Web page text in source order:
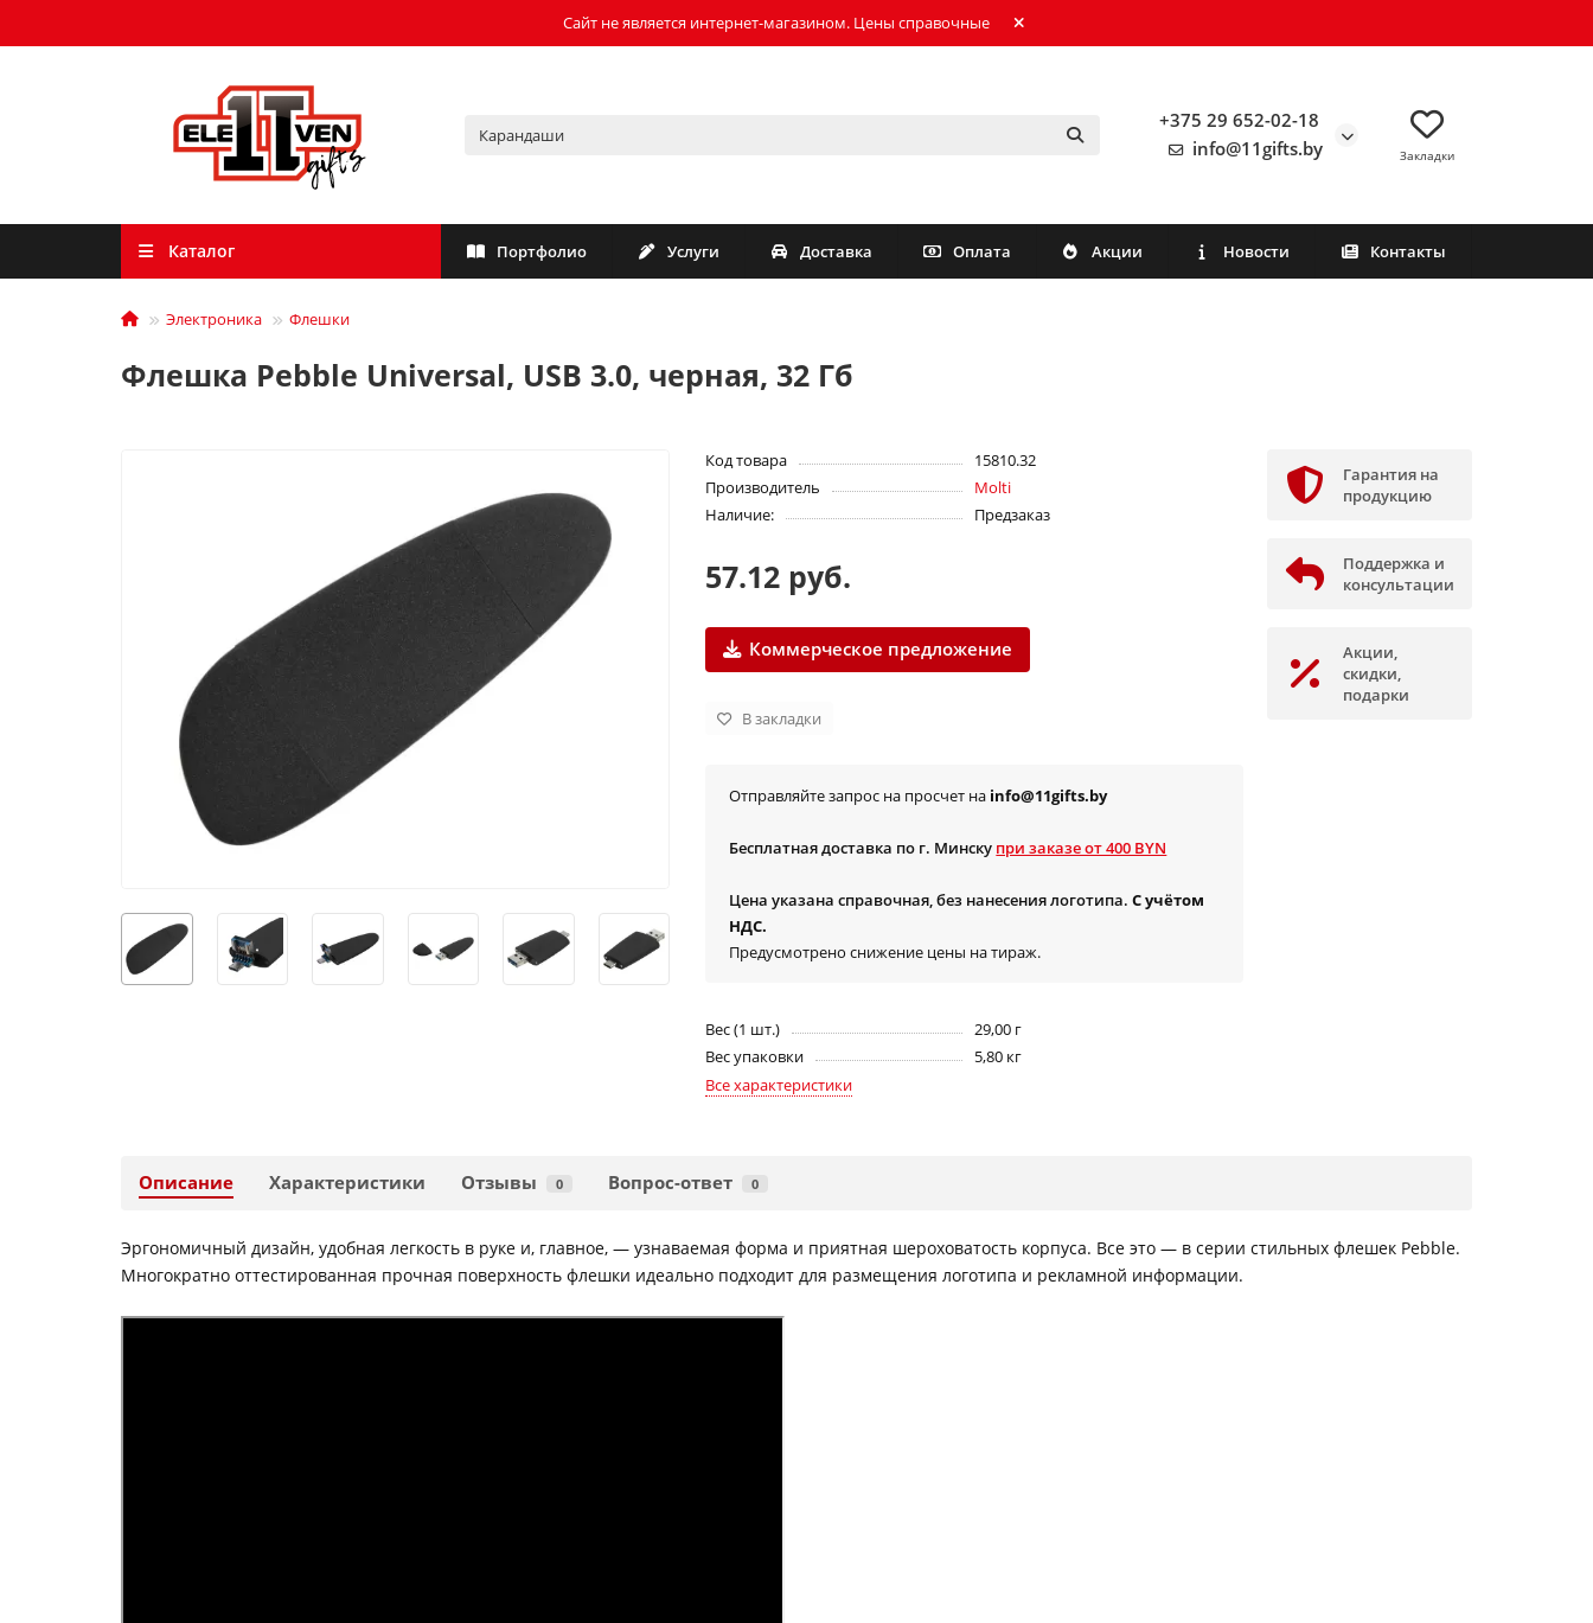
Сайт не является интернет-магазином. Цены справочные
+375 29 652-02-18
info@11gifts.by
Закладки
Каталог Портфолио Услуги Доставка Оплата Акции Новости Контакты
Электроника Флешки
Флешка Pebble Universal, USB 3.0, черная, 32 Гб
Код товара
15810.32
Производитель
Molti
Наличие:
Предзаказ
57.12 руб.
Коммерческое предложение
В закладки
Отправляйте запрос на просчет на info@11gifts.by
Бесплатная доставка по г. Минску при заказе от 400 BYN
Цена указана справочная, без нанесения логотипа. С учётом
НДС.
Предусмотрено снижение цены на тираж.
Вес (1 шт.)
29,00 г
Вес упаковки
5,80 кг
Все характеристики
Гарантия на
продукцию
Поддержка и
консультации
Акции,
скидки,
подарки
Описание Характеристики Отзывы 0 Вопрос-ответ 0
Эргономичный дизайн, удобная легкость в руке и, главное, — узнаваемая форма и приятная шероховатость корпуса. Все это — в серии стильных флешек Pebble.
Многократно оттестированная прочная поверхность флешки идеально подходит для размещения логотипа и рекламной информации.